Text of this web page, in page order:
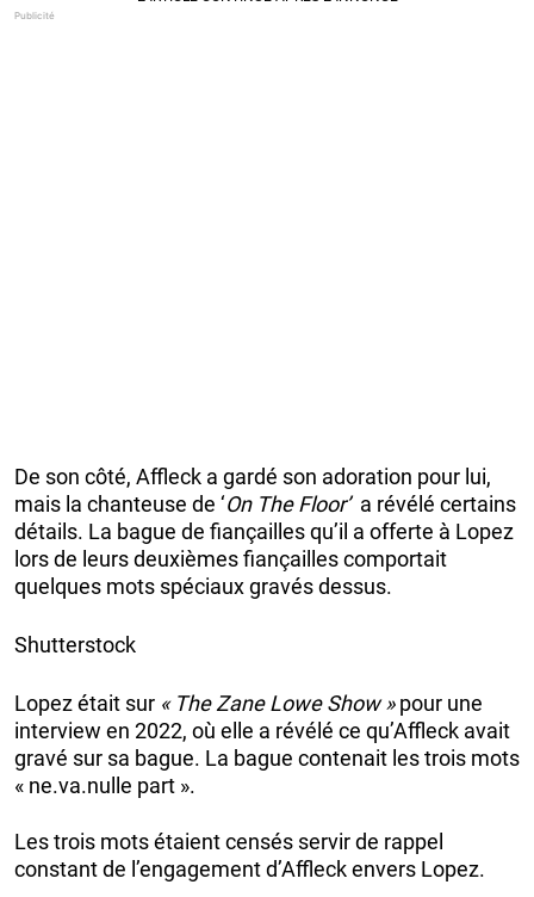
De son côté, Affleck a gardé son adoration pour lui,
mais la chanteuse de ‘On The Floor’ a révélé certains
détails. La bague de fiançailles qu’il a offerte à Lopez
lors de leurs deuxièmes fiançailles comportait
quelques mots spéciaux gravés dessus.
Shutterstock
Lopez était sur « The Zane Lowe Show »pour une
interview en 2022, où elle a révélé ce qu’Affleck avait
gravé sur sa bague. La bague contenait les trois mots
« ne.va.nulle part ».
Les trois mots étaient censés servir de rappel
constant de l’engagement d’Affleck envers Lopez.